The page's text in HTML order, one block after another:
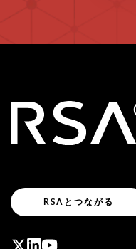
RSAとつながる